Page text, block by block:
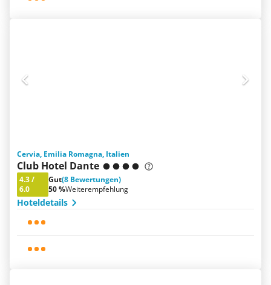
Cervia, Emilia Romagna, Italien
Club Hotel Dante
4.3/
6.0
Gut(8 Bewertungen)
50 %Weiterempfehlung
Hoteldetails